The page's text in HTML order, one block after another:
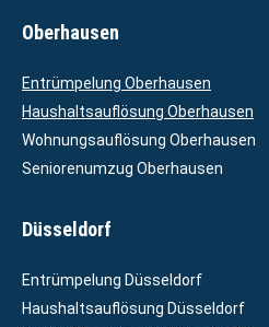
Oberhausen
Entrümpelung Oberhausen
Haushaltsauflösung Oberhausen
Wohnungsauflösung Oberhausen
Seniorenumzug Oberhausen
Düsseldorf
Entrümpelung Düsseldorf
Haushaltsauflösung Düsseldorf